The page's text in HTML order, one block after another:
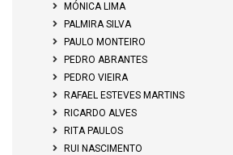
MÓNICA LIMA
PALMIRA SILVA
PAULO MONTEIRO
PEDRO ABRANTES
PEDRO VIEIRA
RAFAEL ESTEVES MARTINS
RICARDO ALVES
RITA PAULOS
RUI NASCIMENTO